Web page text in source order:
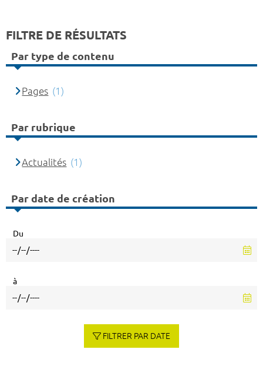
FILTRE DE RÉSULTATS
Par type de contenu
Pages (1)
Par rubrique
Actualités (1)
Par date de création
Du
à
FILTRER PAR DATE